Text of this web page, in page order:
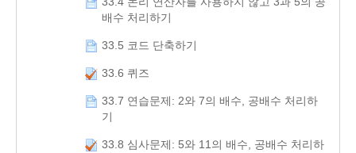
배수 처리하기
33.5 코드 단축하기
33.6 퀴즈
33.7 연습문제: 2와 7의 배수, 공배수 처리하
기
33.8 심사문제: 5와 11의 배수, 공배수 처리하